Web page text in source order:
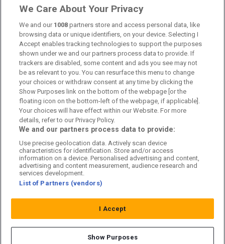
Om oss
Kontakta oss
Kundtjänst
Sponsor: Rekatochklart
Annonsera på Fotbolldirekt
Redaktionell policy
Personuppgiftspolicy
Cookiepolicy
Arkiv
We Care About Your Privacy
We and our 1008 partners store and access personal data, like
browsing data or unique identifiers, on your device. Selecting I
Accept enables tracking technologies to support the purposes
shown under we and our partners process data to provide. If
trackers are disabled, some content and ads you see may not
be as relevant to you. You can resurface this menu to change
your choices or withdraw consent at any time by clicking the
Show Purposes link on the bottom of the webpage [or the
floating icon on the bottom-left of the webpage, if applicable].
Your choices will have effect within our Website. For more
details, refer to our Privacy Policy.
We and our partners process data to provide:
Use precise geolocation data. Actively scan device
characteristics for identification. Store and/or access
information on a device. Personalised advertising and content,
advertising and content measurement, audience research and
services development.
List of Partners (vendors)
I Accept
Show Purposes